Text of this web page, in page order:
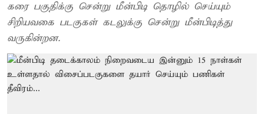
கரை பகுதிக்கு சென்று மீன்பிடி தொழில் செய்யும்
சிறியவகை படகுகள் கடலுக்கு சென்று மீன்பிடித்து
வருகின்றன.